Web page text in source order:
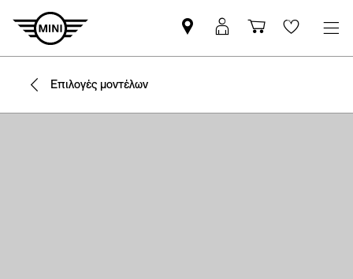
Βρείτε
Επίσημο
ΜΙΝΙ
Αpp
Καλάθι
αγορών
Wishlist
Επιλογές μοντέλων